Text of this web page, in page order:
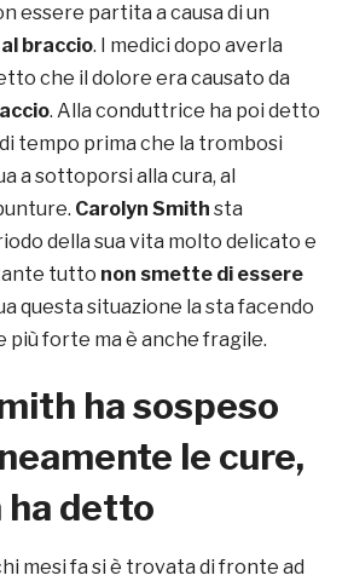
essere partita a causa di un
braccio. I medici dopo averla
che il dolore era causato da
. Alla conduttrice ha poi detto
tempo prima che la trombosi
a sottoporsi alla cura, al
Carolyn Smith sta
della sua vita molto delicato e
tutto non smette di essere
questa situazione la sta facendo
più forte ma è anche fragile.
ha sospeso
le cure,
ha detto
mesi fa si è trovata di fronte ad